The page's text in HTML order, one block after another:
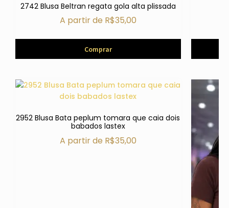
2742 Blusa Beltran regata gola alta plissada
A partir de R$35,00
Comprar
2952 Blusa Bata peplum tomara que caia dois
babados lastex
A partir de R$35,00